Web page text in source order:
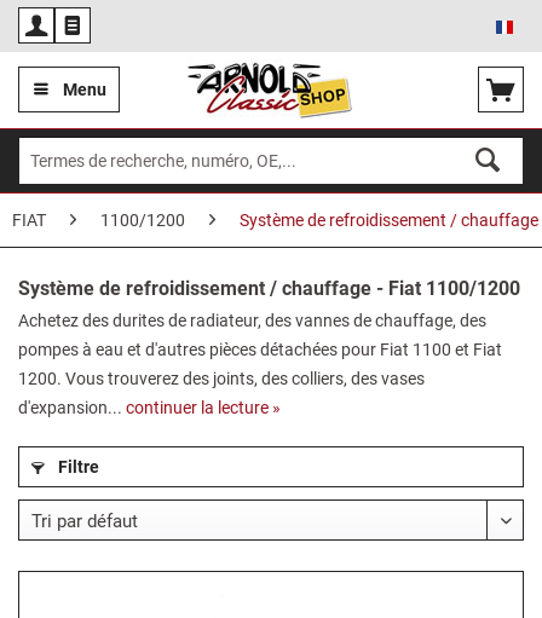
Menu
FIAT 1100/1200 Système de refroidissement / chauffage
Système de refroidissement / chauffage - Fiat 1100/1200
Achetez des durites de radiateur, des vannes de chauffage, des
pompes à eau et d'autres pièces détachées pour Fiat 1100 et Fiat
1200. Vous trouverez des joints, des colliers, des vases
d'expansion... continuer la lecture »
Filtre